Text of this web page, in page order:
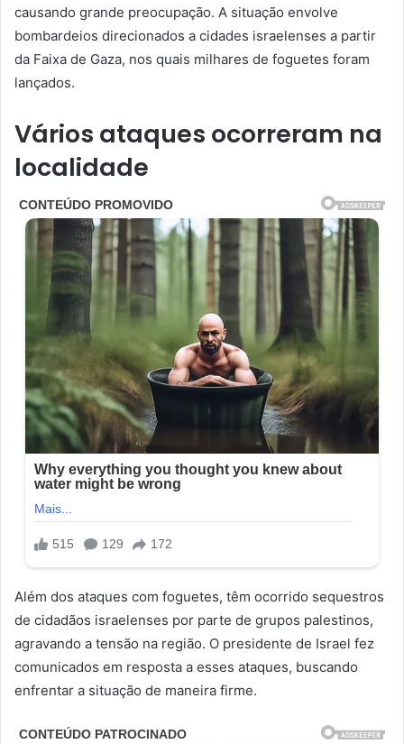
causando grande preocupação. A situação envolve
bombardeios direcionados a cidades israelenses a partir
da Faixa de Gaza, nos quais milhares de foguetes foram
lançados.
Vários ataques ocorreram na
localidade
Além dos ataques com foguetes, têm ocorrido sequestros
de cidadãos israelenses por parte de grupos palestinos,
agravando a tensão na região. O presidente de Israel fez
comunicados em resposta a esses ataques, buscando
enfrentar a situação de maneira firme.